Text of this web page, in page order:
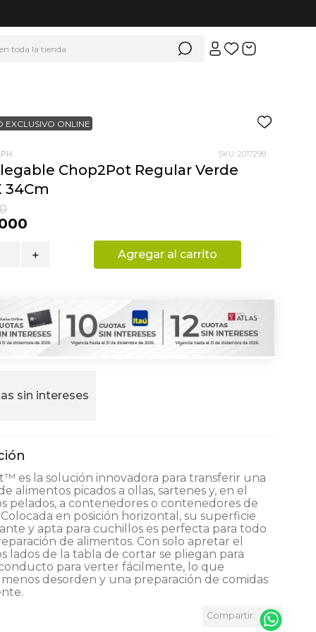
EXCLUSIVO ONLINE
SKU: 2017298
Chop2Pot Regular Verde
34Cm
＋ Agregar al carrito
sin intereses
es la solución innovadora para transferir una
alimentos picados a ollas, sartenes y, en el
pelados, a contenedores o contenedores de
en posición horizontal, su superficie
y apta para cuchillos es perfecta para todo
de alimentos. Con solo apretar el
lados de la tabla de cortar se pliegan para
para verter fácilmente, lo que
desorden y una preparación de comidas